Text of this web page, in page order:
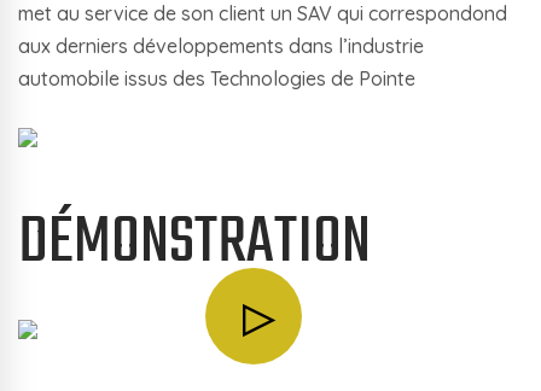
met au service de son client un SAV qui correspondond
aux derniers développements dans l’industrie
automobile issus des Technologies de Pointe
DÉMONSTRATION